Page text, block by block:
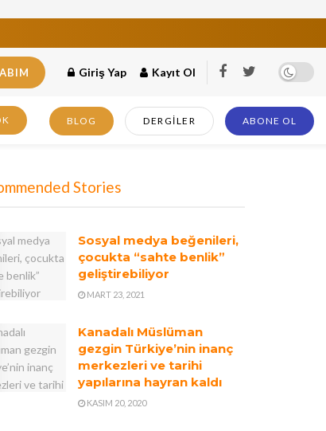
Giriş Yap Kayıt Ol
BLOG DERGILER ABONE OL
Stories
Sosyal medya beğenileri,
çocukta “sahte benlik”
geliştirebiliyor
MART 23, 2021
Kanadalı Müslüman
gezgin Türkiye’nin inanç
merkezleri ve tarihi
yapılarına hayran kaldı
KASIM 20, 2020